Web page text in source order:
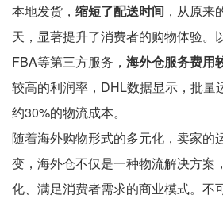
本地发货， 缩短了配送时间 ，从原来
天，显著提升了消费者的购物体验。
FBA等第三方服务， 海外仓服务费用
较高的利润率，DHL数据显示，批量
约30%的物流成本。
随着海外购物形式的多元化，卖家的
变，海外仓不仅是一种物流解决方案
化、满足消费者需求的商业模式。不